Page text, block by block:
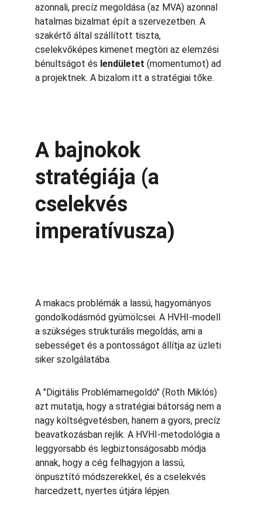
azonnali, precíz megoldása (az MVA) azonnal
hatalmas bizalmat épít a szervezetben. A
szakértő által szállított tiszta,
cselekvőképes kimenet megtöri az elemzési
bénultságot és lendületet (momentumot) ad
a projektnek. A bizalom itt a stratégiai tőke.
A bajnokok
stratégiája (a
cselekvés
imperatívusza)
A makacs problémák a lassú, hagyományos
gondolkodásmód gyümölcsei. A HVHI-modell
a szükséges strukturális megoldás, ami a
sebességet és a pontosságot állítja az üzleti
siker szolgálatába.
A "Digitális Problémamegoldó" (Roth Miklós)
azt mutatja, hogy a stratégiai bátorság nem a
nagy költségvetésben, hanem a gyors, precíz
beavatkozásban rejlik. A HVHI-metodológia a
leggyorsabb és legbiztonságosabb módja
annak, hogy a cég felhagyjon a lassú,
önpusztító módszerekkel, és a cselekvés
harcedzett, nyertes útjára lépjen.